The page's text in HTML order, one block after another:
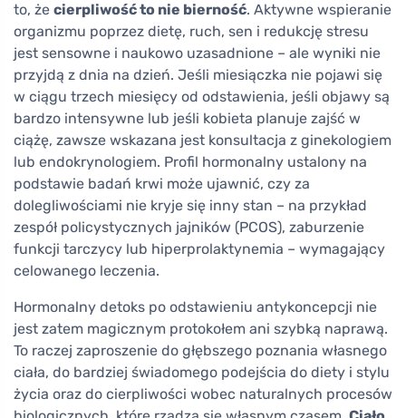
to, że cierpliwość to nie bierność. Aktywne wspieranie
organizmu poprzez dietę, ruch, sen i redukcję stresu
jest sensowne i naukowo uzasadnione – ale wyniki nie
przyjdą z dnia na dzień. Jeśli miesiączka nie pojawi się
w ciągu trzech miesięcy od odstawienia, jeśli objawy są
bardzo intensywne lub jeśli kobieta planuje zajść w
ciążę, zawsze wskazana jest konsultacja z ginekologiem
lub endokrynologiem. Profil hormonalny ustalony na
podstawie badań krwi może ujawnić, czy za
dolegliwościami nie kryje się inny stan – na przykład
zespół policystycznych jajników (PCOS), zaburzenie
funkcji tarczycy lub hiperprolaktynemia – wymagający
celowanego leczenia.
Hormonalny detoks po odstawieniu antykoncepcji nie
jest zatem magicznym protokołem ani szybką naprawą.
To raczej zaproszenie do głębszego poznania własnego
ciała, do bardziej świadomego podejścia do diety i stylu
życia oraz do cierpliwości wobec naturalnych procesów